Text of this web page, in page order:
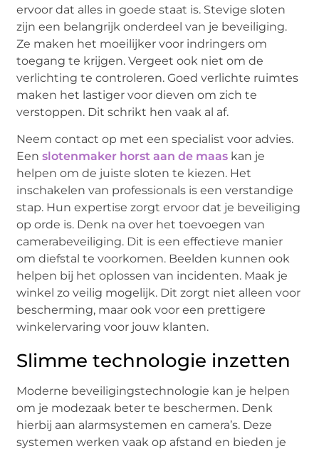
ervoor dat alles in goede staat is. Stevige sloten
zijn een belangrijk onderdeel van je beveiliging.
Ze maken het moeilijker voor indringers om
toegang te krijgen. Vergeet ook niet om de
verlichting te controleren. Goed verlichte ruimtes
maken het lastiger voor dieven om zich te
verstoppen. Dit schrikt hen vaak al af.
Neem contact op met een specialist voor advies.
Eenslotenmaker horst aan de maas kan je
helpen om de juiste sloten te kiezen. Het
inschakelen van professionals is een verstandige
stap. Hun expertise zorgt ervoor dat je beveiliging
op orde is. Denk na over het toevoegen van
camerabeveiliging. Dit is een effectieve manier
om diefstal te voorkomen. Beelden kunnen ook
helpen bij het oplossen van incidenten. Maak je
winkel zo veilig mogelijk. Dit zorgt niet alleen voor
bescherming, maar ook voor een prettigere
winkelervaring voor jouw klanten.
Slimme technologie inzetten
Moderne beveiligingstechnologie kan je helpen
om je modezaak beter te beschermen. Denk
hierbij aan alarmsystemen en camera’s. Deze
systemen werken vaak op afstand en bieden je